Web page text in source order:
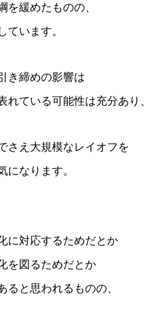
を緩めたものの、
ています。
き締めの影響は
れている可能性は充分あり、
さえ大規模なレイオフを
になります。
に対応するためだとか
を図るためだとか
ると思われるものの、